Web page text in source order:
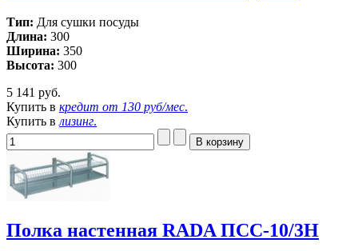
Тип: Для сушки посуды
Длина: 300
Ширина: 350
Высота: 300
5 141 руб.
Купить в кредит от 130 руб/мес.
Купить в лизинг.
Полка настенная RADA ПСС-10/3Н